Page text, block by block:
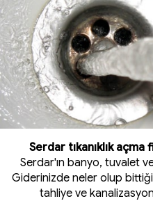
Serdar tıkanıklık açma
Serdar'ın banyo, tuvalet ve
Giderinizde neler olup
tahliye ve